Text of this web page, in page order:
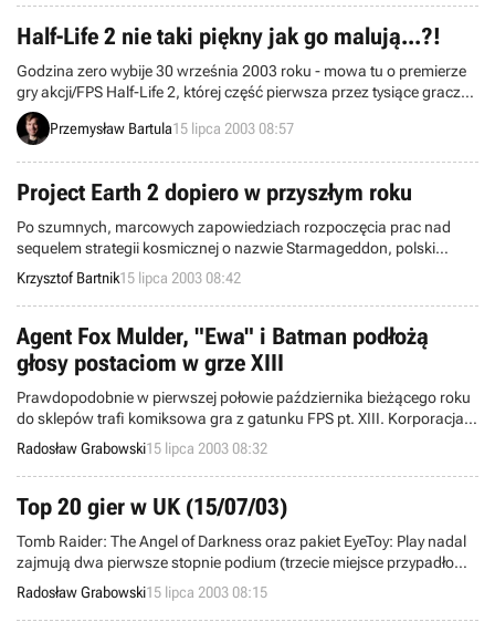
noszące podtytuł Fist Alpha.
Half-Life 2 nie taki piękny jak go malują...?!
Godzina zero wybije 30 września 2003 roku - mowa tu o premierze
gry akcji/FPS Half-Life 2, której część pierwsza przez tysiące graczy
uznawana jest za swoiste arcydzieło. Nikt obecnie nie ma żadnych
wątpliwości, że nadchodzący tytuł powtórzy sukces jedynki i również
Zwłaszcza na duże uznanie zasługuje engine graficzny, który, jak
twierdzi Valve, powstał od zera... Jednak czy oby na pewno? Serwis
city-17.net opublikował na swych łamach bardzo interesujący
artykuł, w którym zwraca uwagę na kilka szczegółów występujących
na screnach Half-Life 2, które sugerują, iż silnik tej gry dalej opiera
się na fundamentach silnika Half-Life’a (a ten powstał w oparciu o
pierwszego Quake’a), a tak naprawdę w dużej mierze tym, co
odróżnia go od tego co widzieliśmy w pierwszym Ha
Przemysław Bartula15 lipca 2003 08:57
Project Earth 2 dopiero w przyszłym roku
Po szumnych, marcowych zapowiedziach rozpoczęcia prac nad
sequelem strategii kosmicznej o nazwie Starmageddon, polski
zespół City Interactive - zapewne wzorem wielu zachodnich firm
developerskich - poinformował właśnie o zmianie terminu
rynkowego debiutu przygotowywanej produkcji.
Krzysztof Bartnik15 lipca 2003 08:42
Agent Fox Mulder, "Ewa" i Batman podłożą
głosy postaciom w grze XIII
Prawdopodobnie w pierwszej połowie października bieżącego roku
do sklepów trafi komiksowa gra z gatunku FPS pt. XIII. Korporacja
Ubi Soft Entertainment ogłosiła właśnie nazwiska trzech sławnych
osób, które użyczą swoich głosów najważniejszym postaciom we
wspomnianej pozycji.
Radosław Grabowski15 lipca 2003 08:32
Top 20 gier w UK (15/07/03)
Tomb Raider: The Angel of Darkness oraz pakiet EyeToy: Play nadal
zajmują dwa pierwsze stopnie podium (trzecie miejsce przypadło
grze Enter the Matrix) w aktualnej edycji zestawienia brytyjskich
bestsellerów elektroniczno-rozrywkowych, przygotowywanego
Radosław Grabowski15 lipca 2003 08:15